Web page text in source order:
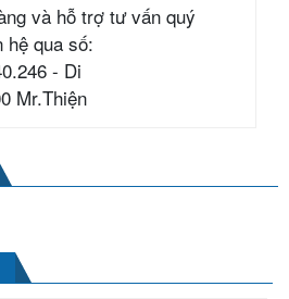
và hỗ trợ tư vấn quý
hệ qua số:
- Di
Mr.Thiện